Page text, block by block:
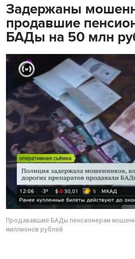
Задержаны
продавшие
БАДы на 50 млн
Продававшие БАДы пенсионерам
миллионов рублей